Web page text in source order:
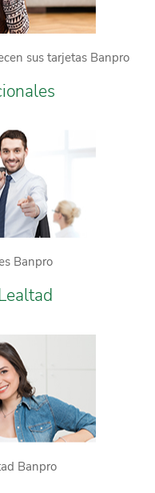
sus tarjetas Banpro
Banpro
Banpro